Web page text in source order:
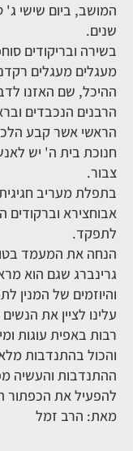
המושב, ביום שישי
שנים.
בשירה ובריקודים
מעגלים מעגלים
ההיכל, שם האזנו
הרבנים הנכבדים
הראשי אשר קבע
חנוכת בית ה' יש
צבור.
בתפלת מעריב
אבוחצירא
לתפקד.
הנחה את המעמד
גרינברג שגם הוא
והיוזמים של המנין
עלינו לציין את
רבות באפית עוגות
והכול בהתנדבות
ההתנדבות והעשיה
להפעיל את הכפתור
מאת: הרב זמל